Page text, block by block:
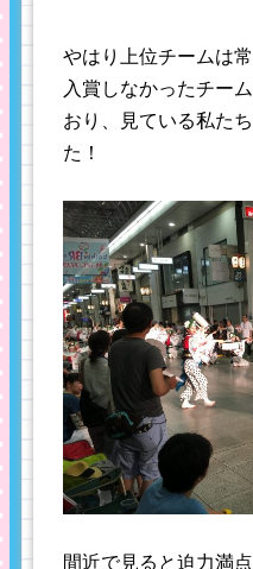
やはり上位チームは
入賞しなかったチー
おり、見ている私た
た！
間近で見ると迫力満点